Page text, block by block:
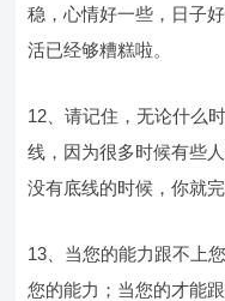
稳，心情好一些，日子
活已经够糟糕啦。
12、请记住，无论什么
线，因为很多时候有些
没有底线的时候，你就
13、当您的能力跟不上
您的能力；当您的才能